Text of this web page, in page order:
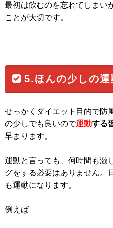
最初は飲むのを忘れてしまい
ことが大切です。
5.ほんの少しの運
せっかくダイエット目的で防
の少しでも良いので運動する
早まります。
運動と言っても、何時間も激
グをする必要はありません。
も運動になります。
例えば